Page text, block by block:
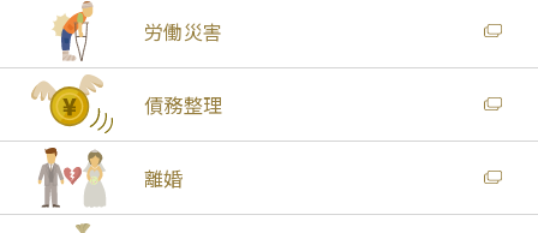
労働災害
債務整理
離婚